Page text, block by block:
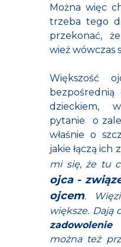
Można więc
trzeba tego
przekonać,
wieź wówczas
Większość
bezpośrednią
dzieckiem,
pytanie o
właśnie o
jakie łączą ich
mi się, że tu
ojca -
ojcem.
większe. Dają
można też